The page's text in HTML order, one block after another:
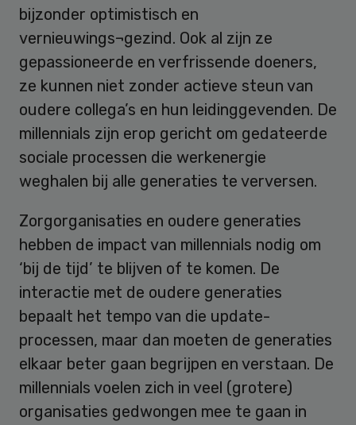
bijzonder optimistisch en
vernieuwings¬gezind. Ook al zijn ze
gepassioneerde en verfrissende doeners,
ze kunnen niet zonder actieve steun van
oudere collega’s en hun leidinggevenden. De
millennials zijn erop gericht om gedateerde
sociale processen die werkenergie
weghalen bij alle generaties te verversen.
Zorgorganisaties en oudere generaties
hebben de impact van millennials nodig om
‘bij de tijd’ te blijven of te komen. De
interactie met de oudere generaties
bepaalt het tempo van die update-
processen, maar dan moeten de generaties
elkaar beter gaan begrijpen en verstaan. De
millennials voelen zich in veel (grotere)
organisaties gedwongen mee te gaan in